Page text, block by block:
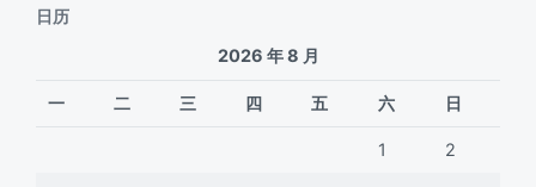
日历
2026 年 8 月
一 二 三 四 五 六 日
1 2